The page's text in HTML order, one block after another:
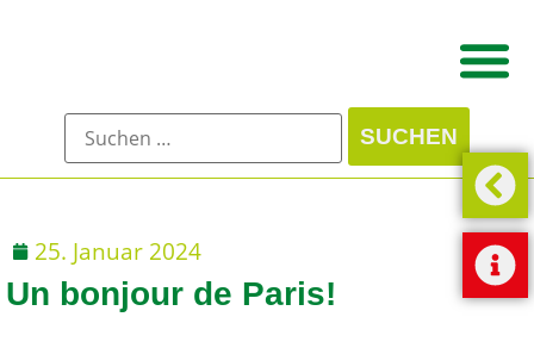
25. Januar 2024
Un bonjour de Paris!